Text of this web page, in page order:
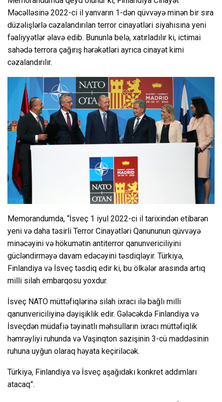
Məcəlləsinə 2022-ci il yanvarın 1-dən qüvvəyə minən bir sıra
düzəlişlərlə cəzalandırılan terror cinayətləri siyahısına yeni
fəaliyyətlər əlavə edib. Bununla belə, xatırladılır ki, ictimai
sahədə terrora çağırış hərəkətləri ayrıca cinayət kimi
cəzalandırılır.
Memorandumda, “İsveç 1 iyul 2022-ci il tarixindən etibarən
yeni və daha təsirli Terror Cinayətləri Qanununun qüvvəyə
minəcəyini və hökumətin antiterror qanunvericiliyini
gücləndirməyə davam edəcəyini təsdiqləyir. Türkiyə,
Finlandiya və İsveç təsdiq edir ki, bu ölkələr arasında artıq
milli silah embarqosu yoxdur.
İsveç NATO müttəfiqlərinə silah ixracı ilə bağlı milli
qanunvericiliyinə dəyişiklik edir. Gələcəkdə Finlandiya və
İsveçdən müdafiə təyinatlı məhsulların ixracı müttəfiqlik
həmrəyliyi ruhunda və Vaşinqton sazişinin 3-cü maddəsinin
ruhuna uyğun olaraq həyata keçiriləcək.
Türkiyə, Finlandiya və İsveç aşağıdakı konkret addımları
atacaq”.